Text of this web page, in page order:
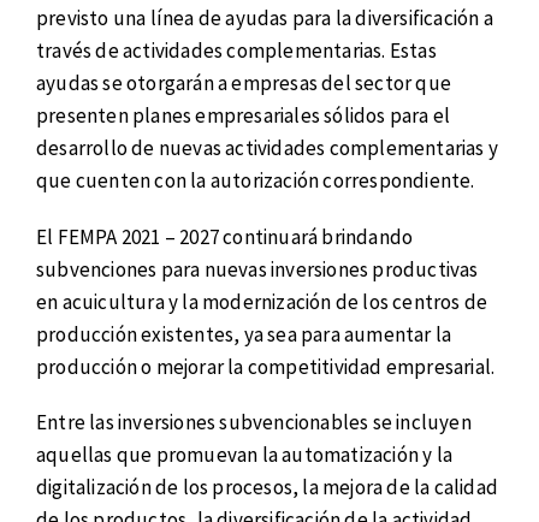
previsto una línea de ayudas para la diversificación a
través de actividades complementarias. Estas
ayudas se otorgarán a empresas del sector que
presenten planes empresariales sólidos para el
desarrollo de nuevas actividades complementarias y
que cuenten con la autorización correspondiente.
El FEMPA 2021 – 2027 continuará brindando
subvenciones para nuevas inversiones productivas
en acuicultura y la modernización de los centros de
producción existentes, ya sea para aumentar la
producción o mejorar la competitividad empresarial.
Entre las inversiones subvencionables se incluyen
aquellas que promuevan la automatización y la
digitalización de los procesos, la mejora de la calidad